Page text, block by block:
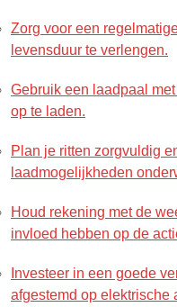
Zorg voor een
levensduur te verlengen.
Gebruik een laadpaal
op te laden.
Plan je ritten zorgvuldig
laadmogelijkheden
Houd rekening met de
invloed hebben op de
Investeer in een goede
afgestemd op elektrische